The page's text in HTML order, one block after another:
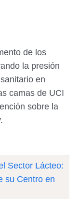
de los
la presión
en
camas de UCI
sobre la
Sector Lácteo:
su Centro en